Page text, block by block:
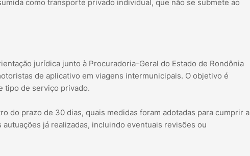
como transporte privado individual, que não se submete ao
jurídica junto à Procuradoria-Geral do Estado de Rondônia
de aplicativo em viagens intermunicipais. O objetivo é
tipo de serviço privado.
do prazo de 30 dias, quais medidas foram adotadas para cumprir a
já realizadas, incluindo eventuais revisões ou